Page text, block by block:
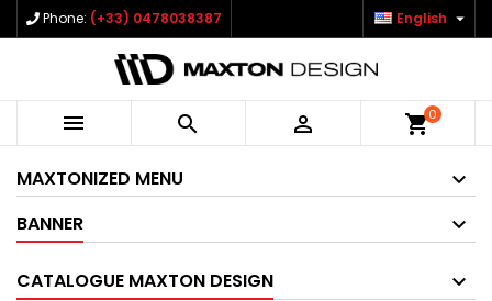
Phone: (+33) 0478038387 English 
   shopping_cart0
MAXTONIZED MENU
BANNER
CATALOGUE MAXTON DESIGN